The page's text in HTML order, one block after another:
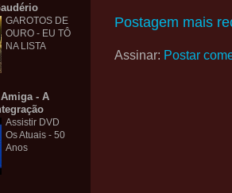
Postagem mais
Assinar: Postar
GAROTOS DE
OURO - EU TÔ
NA LISTA
- A
Assistir DVD
Os Atuais - 50
Anos